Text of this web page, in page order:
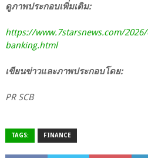
ดูภาพประกอบเพิ่มเติม:
https://www.7starsnews.com/
banking.html
เขียนข่าวและภาพประกอบโดย:
PR SCB
TAGS: FINANCE